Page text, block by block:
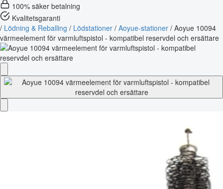
100% säker betalning
Kvalitetsgaranti
/ Lödning & Reballing / Lödstationer / Aoyue-stationer / Aoyue 10094
värmeelement för varmluftspistol - kompatibel reservdel och ersättare